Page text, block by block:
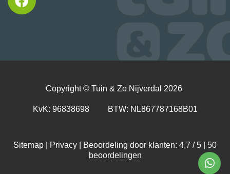
Copyright © Tuin & Zo Nijverdal 2026
KvK: 96838698 BTW: NL867787168B01
Sitemap Privacy | Beoordeling door klanten: 4,7 / 5 | 50
beoordelingen